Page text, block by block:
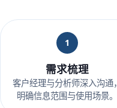
1
需求梳理
客户经理与分析师深入沟通，
明确信息范围与使用场景。